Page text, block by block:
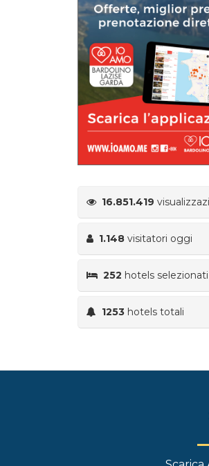
16.851.419
1.148 visitatori oggi
252 hotels selezionati
1253 hotels totali